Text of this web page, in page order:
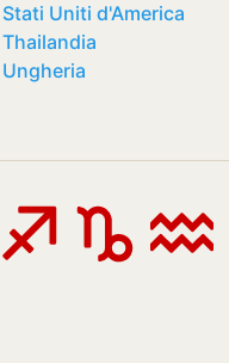
Stati Uniti d'America
Thailandia
Ungheria